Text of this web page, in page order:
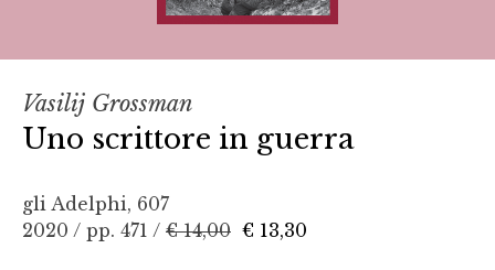
Vasilij Grossman
Uno scrittore in guerra
gli Adelphi, 607
2020 / pp. 471 / € 14,00 € 13,30